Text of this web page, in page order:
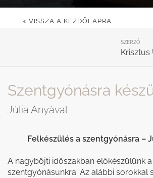
« VISSZA A KEZDŐLAPRA
SZERZŐ
Krisztus
Szentgyónásra
Júlia Anyával
Felkészülés a szentgyónásra –
A nagyböjti időszakban előkészülünk
szentgyónásunkra. Az alábbi sorokkal